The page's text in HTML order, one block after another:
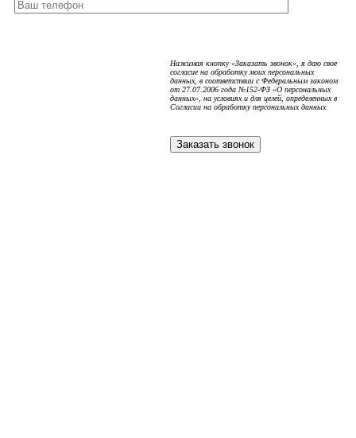
Нажимая кнопку «Заказать звонок», я даю свое
согласие на обработку моих персональных
данных, в соответствии с Федеральным законом
от 27.07.2006 года №152-ФЗ «О персональных
данных», на условиях и для целей, определенных в
Согласии на обработку персональных данных